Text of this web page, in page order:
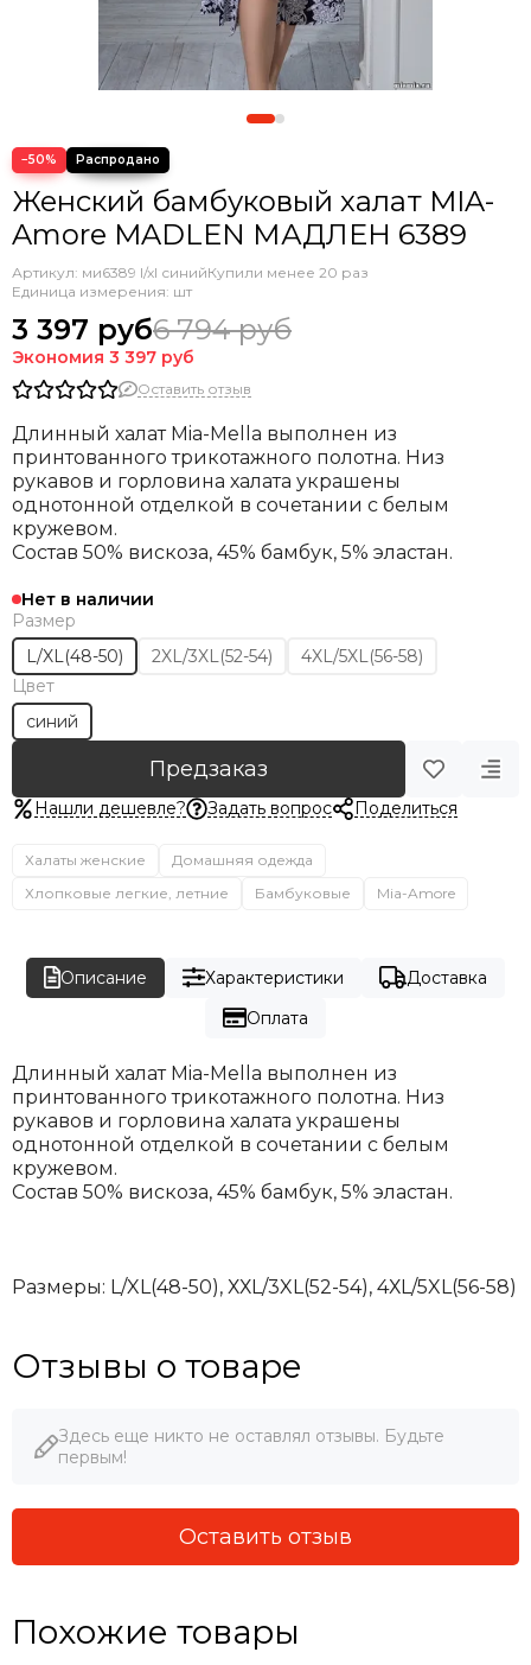
−50%
Женский бамбуковый халат MIA-
Amore MADLEN МАДЛЕН 6389
Артикул: ми6389 l/xl синийКупили менее 20 раз
Единица измерения: шт
3 397 руб6 794 руб
Экономия 3 397 руб
Оставить отзыв
Длинный халат Mia-Mella выполнен из
принтованного трикотажного полотна. Низ
рукавов и горловина халата украшены
однотонной отделкой в сочетании с белым
кружевом.
Состав 50% вискоза, 45% бамбук, 5% эластан.
Нет в наличии
Размер
L/XL(48-50)
2XL/3XL(52-54)
4XL/5XL(56-58)
Цвет
синий
Предзаказ
Нашли дешевле? Задать вопрос Поделиться
Халаты женские
Домашняя одежда
Хлопковые легкие, летние
Бамбуковые Mia-Amore
Описание Характеристики
Доставка
Оплата
Длинный халат Mia-Mella выполнен из
принтованного трикотажного полотна. Низ
рукавов и горловина халата украшены
однотонной отделкой в сочетании с белым
кружевом.
Состав 50% вискоза, 45% бамбук, 5% эластан.
Размеры: L/XL(48-50), ХХL/3XL(52-54), 4ХL/5XL(56-58)
Отзывы о товаре
Здесь еще никто не оставлял отзывы. Будьте
первым!
Оставить отзыв
Похожие товары